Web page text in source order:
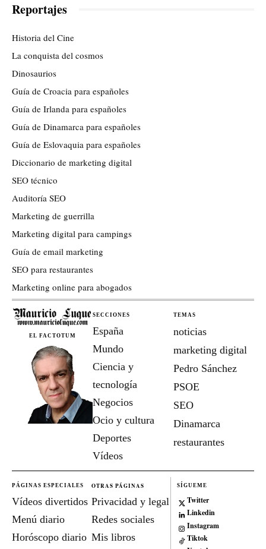
Reportajes
Historia del Cine
La conquista del cosmos
Dinosaurios
Guía de Croacia para españoles
Guía de Irlanda para españoles
Guía de Dinamarca para españoles
Guía de Eslovaquia para españoles
Diccionario de marketing digital
SEO técnico
Auditoría SEO
Marketing de guerrilla
Marketing digital para campings
Guía de email marketing
SEO para restaurantes
Marketing online para abogados
EL FACTOTUM
SECCIONES
España
Mundo
Ciencia y
tecnología
Negocios
Ocio y cultura
Deportes
Vídeos
TEMAS
noticias
marketing digital
Pedro Sánchez
PSOE
SEO
Dinamarca
restaurantes
PÁGINAS ESPECIALES
Vídeos divertidos
Menú diario
Horóscopo diario
OTRAS PÁGINAS
Privacidad y legal
Redes sociales
Mis libros
SÍGUEME
Twitter
Linkedin
Instagram
Tiktok